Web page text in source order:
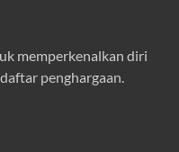
memperkenalkan diri
penghargaan.